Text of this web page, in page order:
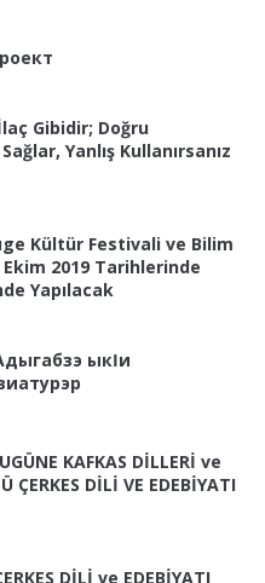
Gibidir; Doğru
Yanlış Kullanırsanız
Kültür Festivali ve Bilim
2019 Tarihlerinde
Yapılacak
ыкӏи
KAFKAS DİLLERİ ve
ÇERKES DİLİ VE EDEBİYATI
DİLİ ve EDEBİYATI